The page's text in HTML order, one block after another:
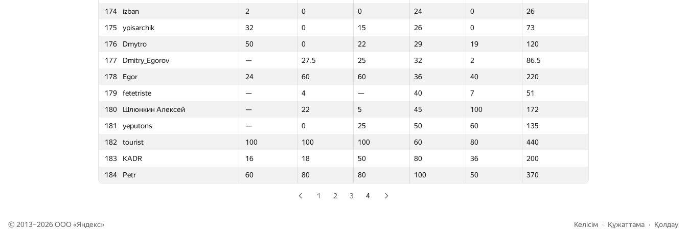
174
izban 2 0 0 24 0
26
175
ypisarchik 32 0 15 26 0
73
176
Dmytro 50 0 22 29 19
120
177
Dmitry_Egorov — 27.5 25 32 2
86.5
178
Egor 24 60 60 36 40
220
179
fetetriste — 4 — 40 7
51
180
Шлюнкин Алексей — 22 5 45 100
172
181
yeputons — 0 25 50 60
135
182
tourist 100 100 100 60 80
440
183
KADR 16 18 50 80 36
200
184
Petr 60 80 80 100 50 370
167
gerald.agapov — — 0 12.5 0
12.5
168
Niyaz Nigmatullin 0 9 0 14 29
52
169
romanandreev 8 45 45 15 26
139
170
RAVEman 0 10 0 16 15
41
171
knightL 0 0 — 18 0
18
172
Михаил Колупаев 0 40 0 20 24
84
173
Макс Ахмедов — 16 0 22 19
57
174
izban 2 0 0 24 0
26
175
ypisarchik 32 0 15 26 0
73
176
Dmytro 50 0 22 29 19
120
177
Dmitry_Egorov — 27.5 25 32 2
86.5
60 1 2 3 4
© 2013–2026 ООО «Яндекс» Келісім Құжаттама Қолдау